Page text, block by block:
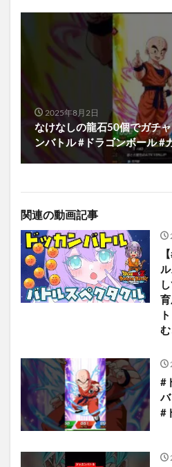
2025年8月2日
なけなしの龍石50個でガチ
ンバトル #ドラゴンボール #
関連の動画記事
む
#
#